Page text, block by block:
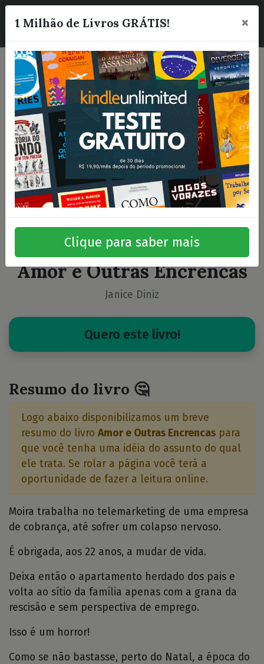
☰
Amor e Outras Encrencas
Janice Diniz
Quero este livro!
Resumo do livro 🤔
Logo abaixo disponibilizamos um breve
resumo do livro Amor e Outras Encrencas para
que você tenha uma idéia do assunto do qual
ele trata. Se rolar a página você terá a
oportunidade de fazer a leitura online.
Moira trabalha no telemarketing de uma empresa
de cobrança, até sofrer um colapso nervoso.
É obrigada, aos 22 anos, a mudar de vida.
Deixa então o apartamento herdado dos pais e
volta ao sítio da família apenas com a grana da
rescisão e sem perspectiva de emprego.
Isso é um horror!
Como se não bastasse, perto do Natal, a época do
1 Milhão de Livros GRÁTIS! ×
Clique para saber mais